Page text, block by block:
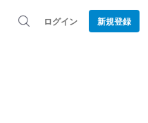
ログイン 新規登録